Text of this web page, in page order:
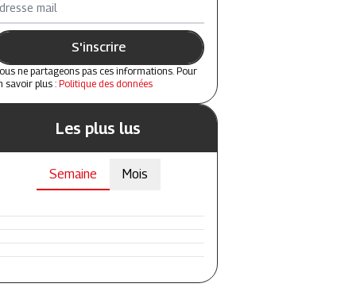
mail
S'inscrire
ne partageons pas ces informations. Pour
savoir plus : Politique des données
Les plus lus
Semaine Mois